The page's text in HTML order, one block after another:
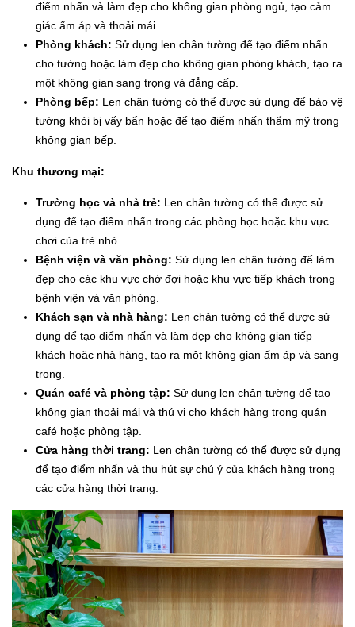
điểm nhấn và làm đẹp cho không gian phòng ngủ, tạo cảm
giác ấm áp và thoải mái.
Phòng khách: Sử dụng len chân tường để tạo điểm nhấn
cho tường hoặc làm đẹp cho không gian phòng khách, tạo ra
một không gian sang trọng và đẳng cấp.
Phòng bếp: Len chân tường có thể được sử dụng để bảo vệ
tường khỏi bị vấy bẩn hoặc để tạo điểm nhấn thẩm mỹ trong
không gian bếp.
Khu thương mại:
Trường học và nhà trẻ: Len chân tường có thể được sử
dụng để tạo điểm nhấn trong các phòng học hoặc khu vực
chơi của trẻ nhỏ.
Bệnh viện và văn phòng: Sử dụng len chân tường để làm
đẹp cho các khu vực chờ đợi hoặc khu vực tiếp khách trong
bệnh viện và văn phòng.
Khách sạn và nhà hàng: Len chân tường có thể được sử
dụng để tạo điểm nhấn và làm đẹp cho không gian tiếp
khách hoặc nhà hàng, tạo ra một không gian ấm áp và sang
trọng.
Quán café và phòng tập: Sử dụng len chân tường để tạo
không gian thoải mái và thú vị cho khách hàng trong quán
café hoặc phòng tập.
Cửa hàng thời trang: Len chân tường có thể được sử dụng
để tạo điểm nhấn và thu hút sự chú ý của khách hàng trong
các cửa hàng thời trang.